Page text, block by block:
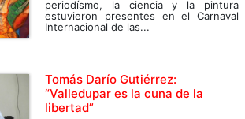
periodísmo, la ciencia y la pintura
estuvieron presentes en el Carnaval
Internacional de las...
Tomás Darío Gutiérrez:
“Valledupar es la cuna de la
libertad”